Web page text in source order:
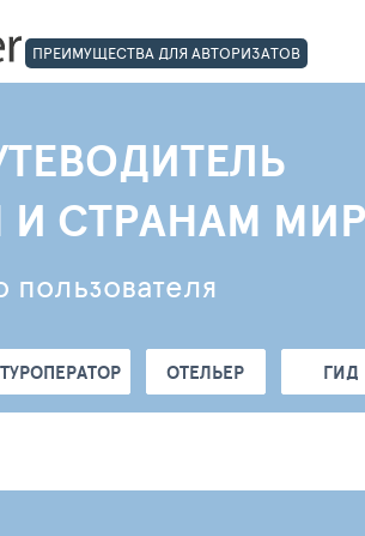
ПРЕИМУЩЕСТВА ДЛЯ АВТОРИЗАТОВ
СТРАНАМ
пользователя
ТУРОПЕРАТОР ОТЕЛЬЕР ГИД